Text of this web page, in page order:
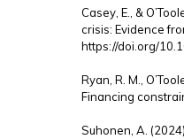
Casey, E., &
crisis: Evidence
https://doi.org/
Ryan, R. M.,
Financing
Suhonen, A.